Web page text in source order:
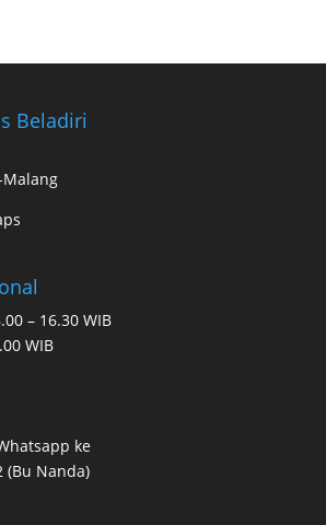
Beladiri
Malang
– 16.30 WIB
WIB
ke
(Bu Nanda)